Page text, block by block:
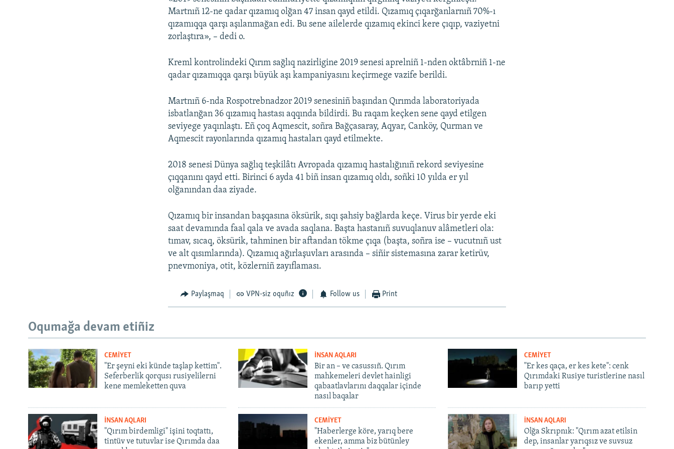
Martnıñ 12-ne qadar qızamıq olğan 47 insan qayd etildi. Qızamıq çıqarğanlarnıñ 70%-ı
qızamıqqa qarşı aşılanmağan edi. Bu sene ailelerde qızamıq ekinci kere çıqıp, vaziyetni
zorlaştıra», – dedi o.
Kreml kontrolindeki Qırım sağlıq nazirligine 2019 senesi aprelniñ 1-nden oktâbrniñ 1-ne
qadar qızamıqqa qarşı büyük aşı kampaniyasını keçirmege vazife berildi.
Martnıñ 6-nda Rospotrebnadzor 2019 senesiniñ başından Qırımda laboratoriyada
isbatlanğan 36 qızamıq hastası aqqında bildirdi. Bu raqam keçken sene qayd etilgen
seviyege yaqınlaştı. Eñ çoq Aqmescit, soñra Bağçasaray, Aqyar, Canköy, Qurman ve
Aqmescit rayonlarında qızamıq hastaları qayd etilmekte.
2018 senesi Dünya sağlıq teşkilâtı Avropada qızamıq hastalığınıñ rekord seviyesine
çıqqanını qayd etti. Birinci 6 ayda 41 biñ insan qızamıq oldı, soñki 10 yılda er yıl
olğanından daa ziyade.
Qızamıq bir insandan başqasına öksürik, sıqı şahsiy bağlarda keçe. Virus bir yerde eki
saat devamında faal qala ve avada saqlana. Başta hastanıñ suvuqlanuv alâmetleri ola:
tımav, sıcaq, öksürik, tahminen bir aftandan tökme çıqa (başta, soñra ise – vucutnıñ ust
ve alt qısımlarında). Qızamıq ağırlaşuvları arasında – siñir sistemasına zarar ketirüv,
pnevmoniya, otit, közlerniñ zayıflaması.
Paylaşmaq VPN-siz oquñız Follow us Print
Oqumağa devam etiñiz
CEMİYET
"Er şeyni eki künde taşlap kettim".
Seferberlik qorqusı rusiyelilerni
kene memleketten quva
İNSAN AQLARI
Bir an – ve casussıñ. Qırım
mahkemeleri devlet hainligi
qabaatlavlarını daqqalar içinde
nasıl baqalar
CEMİYET
"Er kes qaça, er kes kete": cenk
Qırımdaki Rusiye turistlerine nasıl
barıp yetti
İNSAN AQLARI
"Qırım birdemligi" işini toqtattı,
tintüv ve tutuvlar ise Qırımda daa
CEMİYET
"Haberlerge köre, yarıq bere
ekenler, amma biz bütünley
İNSAN AQLARI
Olğa Skrıpnık: "Qırım azat etilsin
dep, insanlar yarıqsız ve suvsuz